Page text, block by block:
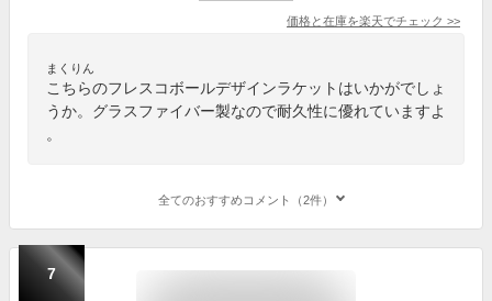
価格と在庫を楽天でチェック >>
まくりん
こちらのフレスコボールデザインラケットはいかがでしょ
うか。グラスファイバー製なので耐久性に優れていますよ
。
全てのおすすめコメント（2件）
7